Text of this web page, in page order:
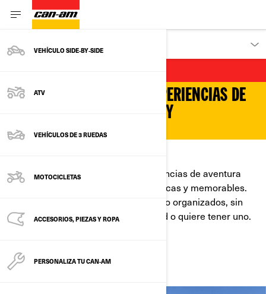
VEHÍCULO SIDE‑BY‑SIDE
ATV
VEHÍCULOS DE 3 RUEDAS
MOTOCICLETAS
ACCESORIOS, PIEZAS Y ROPA
PERSONALIZA TU CAN‑AM
DESCUBRE
SU GUÍA SELECTA PARA EXPERIENCIAS DE
ESPARCIMIENTO INTENSAS Y
EMOCIONANTES
BRP Experiences selecciona experiencias de aventura
diseñadas para ser intensamente únicas y memorables.
Explore lo mejor en viajes todoterreno organizados, sin
importar si tiene un Can-Am Off-Road o quiere tener uno.
¡Hora de pasear!
DESCUBRA